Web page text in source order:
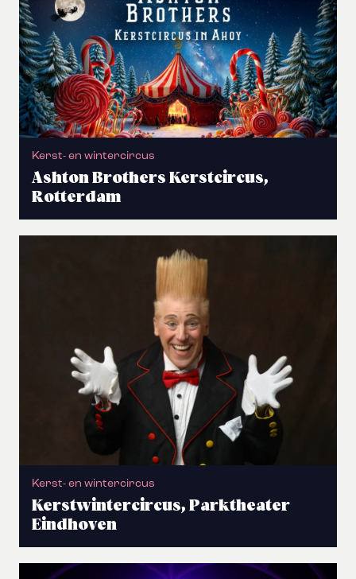
Kerst- en wintercircus
Ashton Brothers Kerstcircus,
Rotterdam
Kerst- en wintercircus
Kerstwintercircus, Parktheater
Eindhoven